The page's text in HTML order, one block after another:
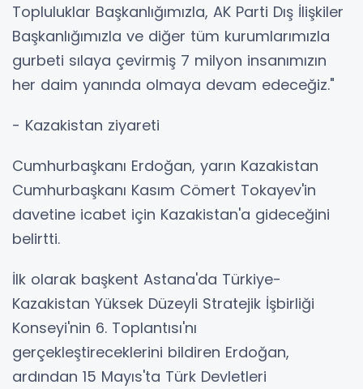
Topluluklar Başkanlığımızla, AK Parti Dış İlişkiler
Başkanlığımızla ve diğer tüm kurumlarımızla
gurbeti sılaya çevirmiş 7 milyon insanımızın
her daim yanında olmaya devam edeceğiz."
- Kazakistan ziyareti
Cumhurbaşkanı Erdoğan, yarın Kazakistan
Cumhurbaşkanı Kasım Cömert Tokayev'in
davetine icabet için Kazakistan'a gideceğini
belirtti.
İlk olarak başkent Astana'da Türkiye-
Kazakistan Yüksek Düzeyli Stratejik İşbirliği
Konseyi'nin 6. Toplantısı'nı
gerçekleştireceklerini bildiren Erdoğan,
ardından 15 Mayıs'ta Türk Devletleri